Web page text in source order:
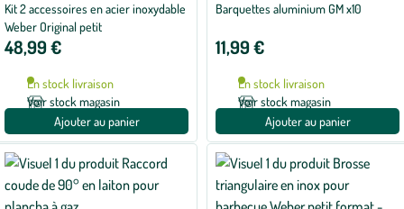
Kit 2 accessoires en acier inoxydable
Weber Original petit
48,99 €
En stock livraison
Voir stock magasin
Ajouter au panier
Barquettes aluminium GM x10
11,99 €
En stock livraison
Voir stock magasin
Ajouter au panier